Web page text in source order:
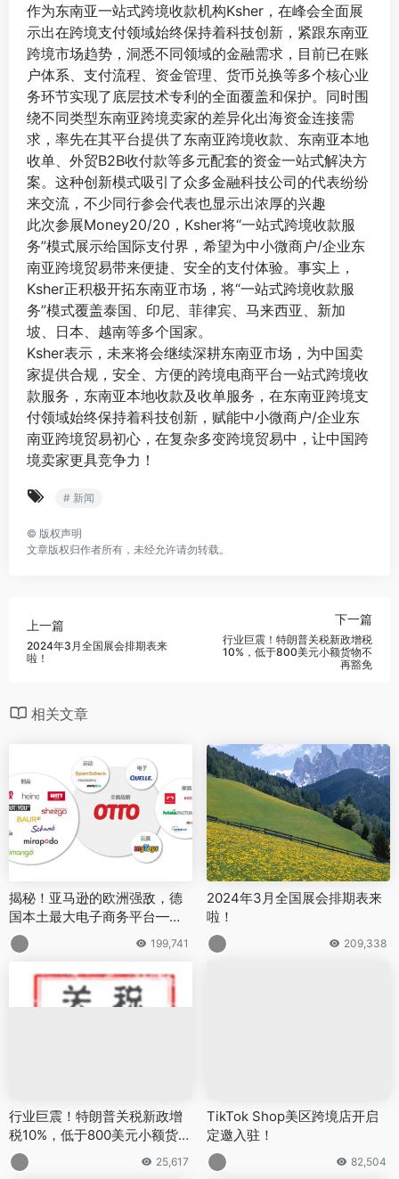
作为东南亚一站式跨境收款机构Ksher，在峰会全面展
示出在跨境支付领域始终保持着科技创新，紧跟东南亚
跨境市场趋势，洞悉不同领域的金融需求，目前已在账
户体系、支付流程、资金管理、货币兑换等多个核心业
务环节实现了底层技术专利的全面覆盖和保护。同时围
绕不同类型东南亚跨境卖家的差异化出海资金连接需
求，率先在其平台提供了东南亚跨境收款、东南亚本地
收单、外贸B2B收付款等多元配套的资金一站式解决方
案。这种创新模式吸引了众多金融科技公司的代表纷纷
来交流，不少同行参会代表也显示出浓厚的兴趣
此次参展Money20/20，Ksher将“一站式跨境收款服
务”模式展示给国际支付界，希望为中小微商户/企业东
南亚跨境贸易带来便捷、安全的支付体验。事实上，
Ksher正积极开拓东南亚市场，将“一站式跨境收款服
务”模式覆盖泰国、印尼、菲律宾、马来西亚、新加
坡、日本、越南等多个国家。
Ksher表示，未来将会继续深耕东南亚市场，为中国卖
家提供合规，安全、方便的跨境电商平台一站式跨境收
款服务，东南亚本地收款及收单服务，在东南亚跨境支
付领域始终保持着科技创新，赋能中小微商户/企业东
南亚跨境贸易初心，在复杂多变跨境贸易中，让中国跨
境卖家更具竞争力！
# 新闻
© 版权声明
文章版权归作者所有，未经允许请勿转载。
上一篇
2024年3月全国展会排期表来
啦！
下一篇
行业巨震！特朗普关税新政增税
10%，低于800美元小额货物不
再豁免
相关文章
揭秘！亚马逊的欧洲强敌，德
国本土最大电子商务平台——O
TTO平台到底有什么优势？199,741
2024年3月全国展会排期表来
啦！
209,338
行业巨震！特朗普关税新政增
税10%，低于800美元小额货物
不再豁免
25,617
TikTok Shop美区跨境店开启
定邀入驻！
82,504